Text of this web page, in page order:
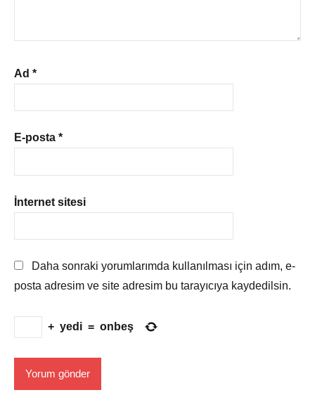
Ad *
E-posta *
İnternet sitesi
Daha sonraki yorumlarımda kullanılması için adım, e-
posta adresim ve site adresim bu tarayıcıya kaydedilsin.
+ yedi = onbeş